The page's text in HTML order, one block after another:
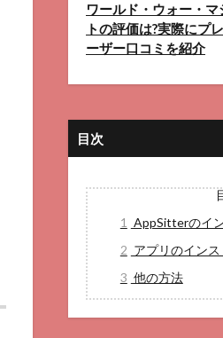
ワールド・ウォー・
トの評価は?実際にプ
ーザー口コミを紹介
目次
1 AppSitterのイ
2 アプリのイン
3 他の方法